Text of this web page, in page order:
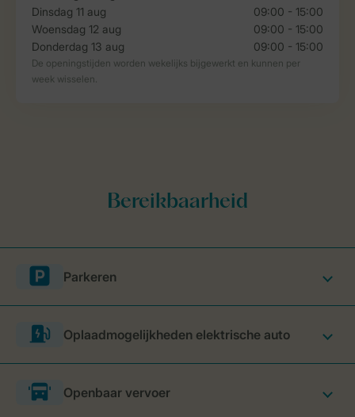
Parkeren
Oplaadmogelijkheden elektrische auto
Openbaar vervoer